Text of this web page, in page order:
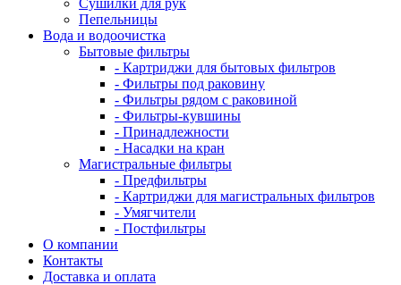
Сушилки для рук
Пепельницы
Вода и водоочистка
Бытовые фильтры
- Картриджи для бытовых фильтров
- Фильтры под раковину
- Фильтры рядом с раковиной
- Фильтры-кувшины
- Принадлежности
- Насадки на кран
Магистральные фильтры
- Предфильтры
- Картриджи для магистральных фильтров
- Умягчители
- Постфильтры
О компании
Контакты
Доставка и оплата